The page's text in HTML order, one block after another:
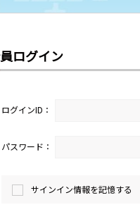
ログイン
ログインID：
パスワード：
サインイン情報を記憶する